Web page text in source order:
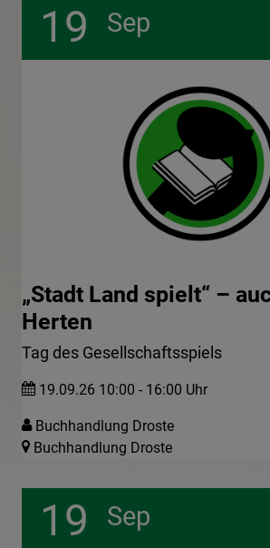
19 Sep
„Stadt Land spielt“ –
Herten
Tag des Gesellschaftsspiels
19.09.26 10:00 - 16:00 Uhr
Buchhandlung Droste
Buchhandlung Droste
19 Sep